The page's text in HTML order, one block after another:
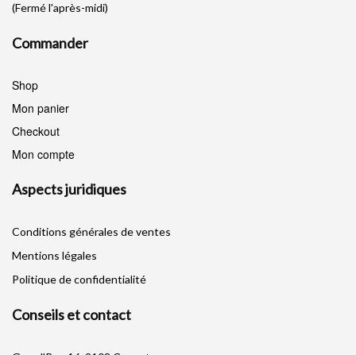
(Fermé l'après-midi)
Commander
Shop
Mon panier
Checkout
Mon compte
Aspects juridiques
Conditions générales de ventes
Mentions légales
Politique de confidentialité
Conseils et contact